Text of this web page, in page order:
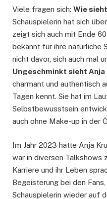
Viele fragen sich: Wie
Schauspielerin hat sich
zeigt sich auch mit Ende
bekannt für ihre natürliche
nicht davor, sich auch mal
Ungeschminkt sieht Anja
charmant und authentisch
Tagen kennt. Sie hat im
Selbstbewusstsein
auch ohne Make-up in der
Im Jahr 2023 hatte Anja
war in diversen Talkshows
Karriere und ihr Leben
Begeisterung bei den
Schauspielerin wieder auf